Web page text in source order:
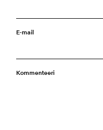
E-mail
Kommenteeri